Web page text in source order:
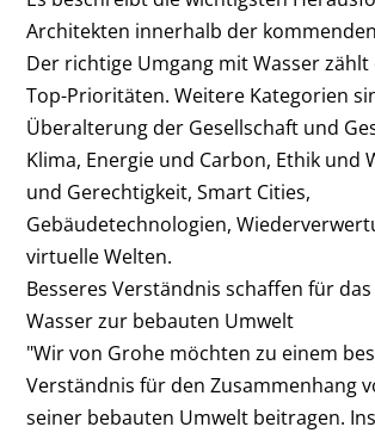
Architekten innerhalb der
Der richtige Umgang mit Wasser zählt
Top-Prioritäten. Weitere Kategorien
Überalterung der Gesellschaft und
Klima, Energie und Carbon, Ethik und
und Gerechtigkeit, Smart Cities,
Gebäudetechnologien,
virtuelle Welten.
Besseres Verständnis schaffen für
Wasser zur bebauten Umwelt
"Wir von Grohe möchten zu einem
Verständnis für den Zusammenhang
seiner bebauten Umwelt beitragen.